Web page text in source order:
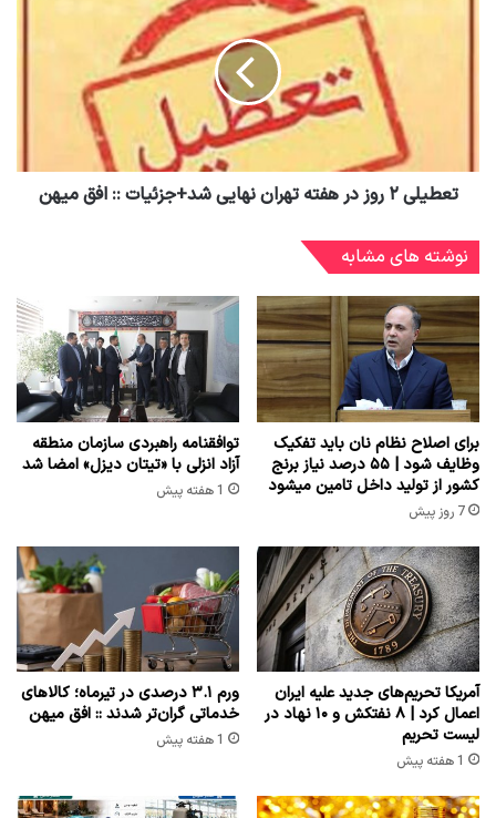
تعطیلی ۲ روز در هفته تهران نهایی شد+جزئیات :: افق میهن
نوشته های مشابه
برای اصلاح نظام نان باید تفکیک
وظایف شود | ۵۵ درصد نیاز برنج
کشور از تولید داخل تامین میشود
7 روز پیش
توافقنامه راهبردی سازمان منطقه
آزاد انزلی با «تیتان دیزل» امضا شد
1 هفته پیش
آمریکا تحریم‌های جدید علیه ایران
اعمال کرد | ۸ نفتکش و ۱۰ نهاد در
لیست تحریم
1 هفته پیش
ورم ۳.۱ درصدی در تیرماه؛ کالاهای
خدماتی گران‌تر شدند :: افق میهن
1 هفته پیش